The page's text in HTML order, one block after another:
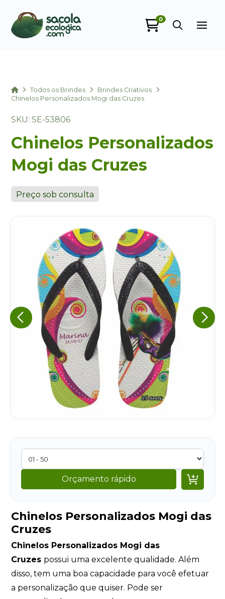
0
HomeTodos os Brindes
Brindes Criativos
Chinelos Personalizados Mogi das Cruzes
SKU: SE-53806
Chinelos Personalizados
Mogi das Cruzes
Preço sob consulta
Orçamento rápido 
Chinelos Personalizados Mogi das
Cruzes
Chinelos Personalizados Mogi das
Cruzes possui uma excelente qualidade. Além
disso, tem uma boa capacidade para você efetuar
a personalização que quiser. Pode ser
+55
Eu concordo em receber comunicações.
A nossa empresa está comprometida a proteger e respeitar
sua privacidade, utilizaremos seus dados apenas para fins
de marketing. Você pode alterar suas preferências a
qualquer momento.
Iniciar conversa